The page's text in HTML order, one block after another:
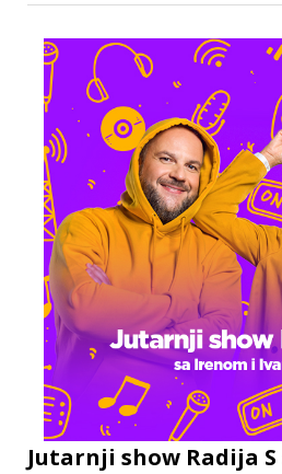
Jutarnji show Radija